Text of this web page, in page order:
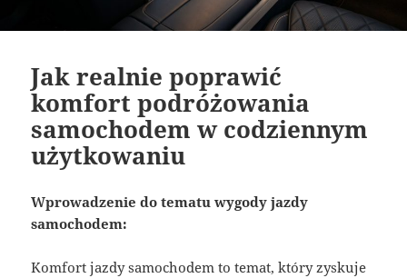
Jak realnie poprawić
komfort podróżowania
samochodem w codziennym
użytkowaniu
Wprowadzenie do tematu wygody jazdy
samochodem:
Komfort jazdy samochodem to temat, który zyskuje